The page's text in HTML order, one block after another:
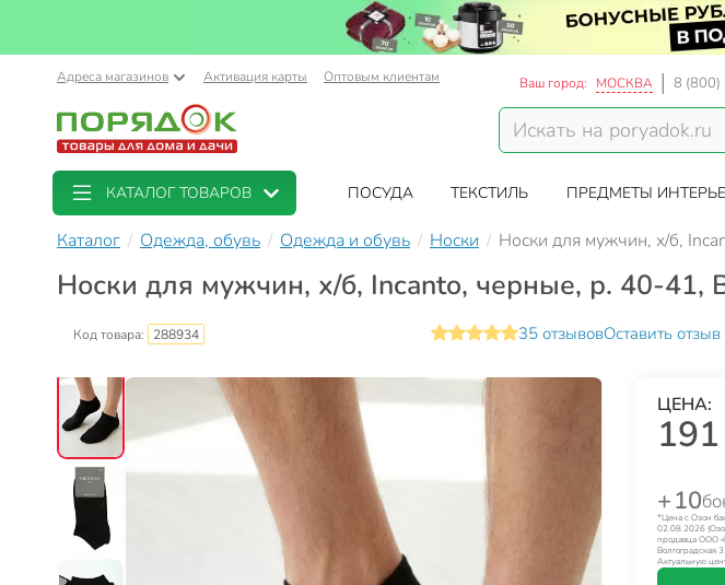
Адреса магазинов Активация карты Оптовым клиентам Ваш город: МОСКВА 8
КАТАЛОГ ТОВАРОВ ПОСУДА ТЕКСТИЛЬ ПРЕДМЕТЫ
Каталог Одежда, обувь Одежда и обувь Носки Носки для мужчин, х/б,
Носки для мужчин, х/б, Incanto, черные, р. 40-41,
Код товара: 288934 35 отзывовОставить отзыв
ЦЕНА:
+ 10
*Цена с Озон
02.08.2026
продавца ООО
Волгоградская
Актуальную